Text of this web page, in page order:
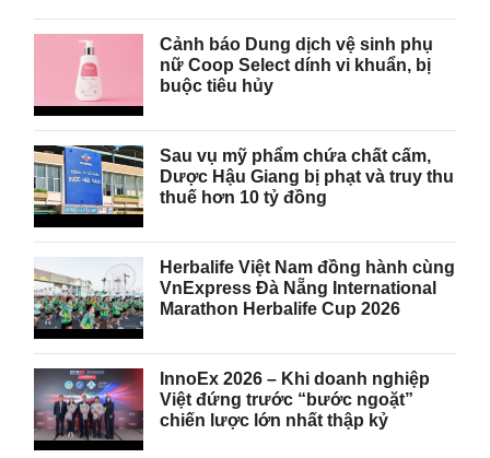
Cảnh báo Dung dịch vệ sinh phụ
nữ Coop Select dính vi khuẩn, bị
buộc tiêu hủy
Sau vụ mỹ phẩm chứa chất cấm,
Dược Hậu Giang bị phạt và truy thu
thuế hơn 10 tỷ đồng
Herbalife Việt Nam đồng hành cùng
VnExpress Đà Nẵng International
Marathon Herbalife Cup 2026
InnoEx 2026 – Khi doanh nghiệp
Việt đứng trước “bước ngoặt”
chiến lược lớn nhất thập kỷ